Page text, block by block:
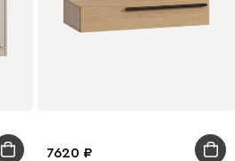
7620